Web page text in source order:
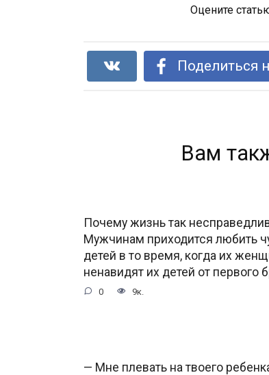
Оцените
Поделиться
Вам
Почему жизнь так
Мужчинам приходится любить
детей в то время, когда их
ненавидят их детей от первого
0 9к.
— Мне плевать на твоего